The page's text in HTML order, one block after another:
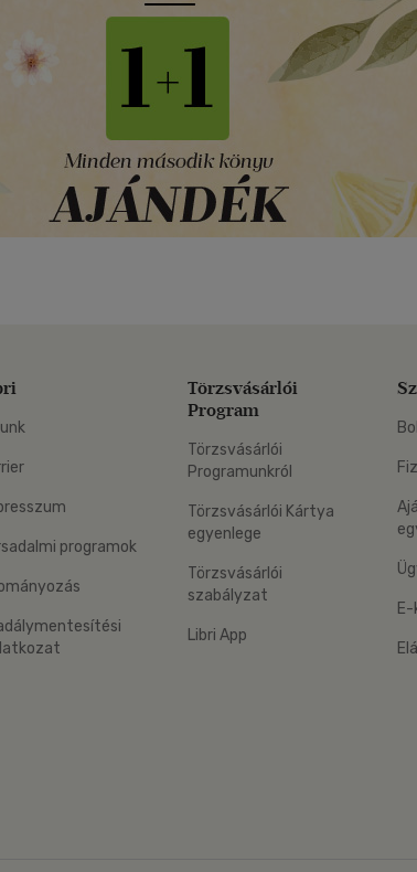
programok
Törzsvásárlói
Program
Törzsvásárlói
Programunkról
Törzsvásárlói Kártya
egyenlege
Törzsvásárlói
szabályzat
Libri App